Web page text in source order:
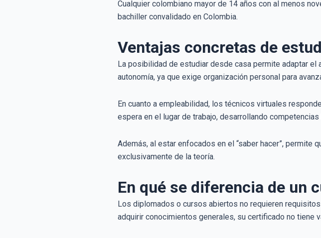
Cualquier colombiano mayor de 14 años con al menos
bachiller convalidado en Colombia.
Ventajas concretas de
La posibilidad de estudiar desde casa permite adaptar
autonomía, ya que exige organización personal para
En cuanto a empleabilidad, los técnicos virtuales
espera en el lugar de trabajo, desarrollando
Además, al estar enfocados en el “saber hacer”,
exclusivamente de la teoría.
En qué se diferencia de un
Los diplomados o cursos abiertos no requieren
adquirir conocimientos generales, su certificado no tiene